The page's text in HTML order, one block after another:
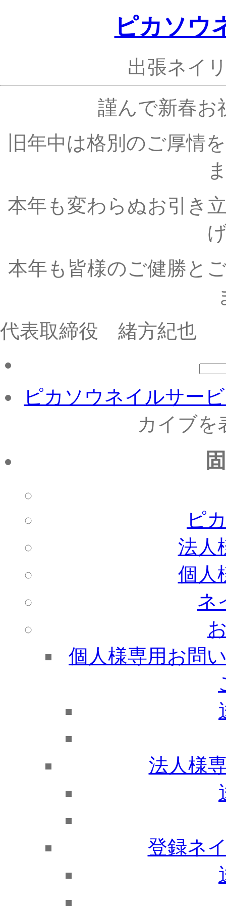
ピカソウ
出張ネイ
謹んで新春お
旧年中は格別のご厚情
本年も変わらぬお引き
本年も皆様のご健勝と
代表取締役 緒方紀也
ピカソウネイルサー
カイブを
ピ
法人
個人
ネ
個人様専用お問
法人様
登録ネ